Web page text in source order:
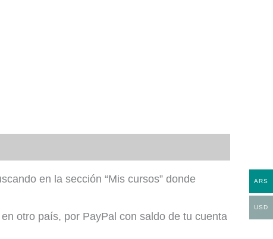
en la sección “Mis cursos” donde
otro país, por PayPal con saldo de tu cuenta
ARS
USD